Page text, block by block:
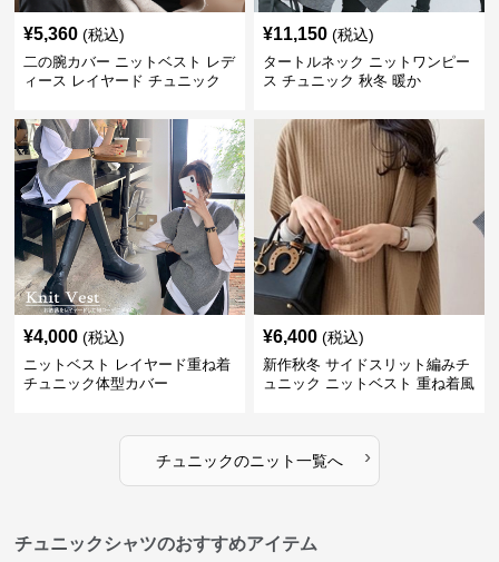
¥5,360 (税込)
二の腕カバー ニットベスト レデ
ィース レイヤード チュニック
¥11,150 (税込)
タートルネック ニットワンピー
ス チュニック 秋冬 暖か
¥4,000 (税込)
ニットベスト レイヤード重ね着
チュニック体型カバー
¥6,400 (税込)
新作秋冬 サイドスリット編みチ
ュニック ニットベスト 重ね着風
チュニックのニット一覧へ ›
チュニックシャツのおすすめアイテム